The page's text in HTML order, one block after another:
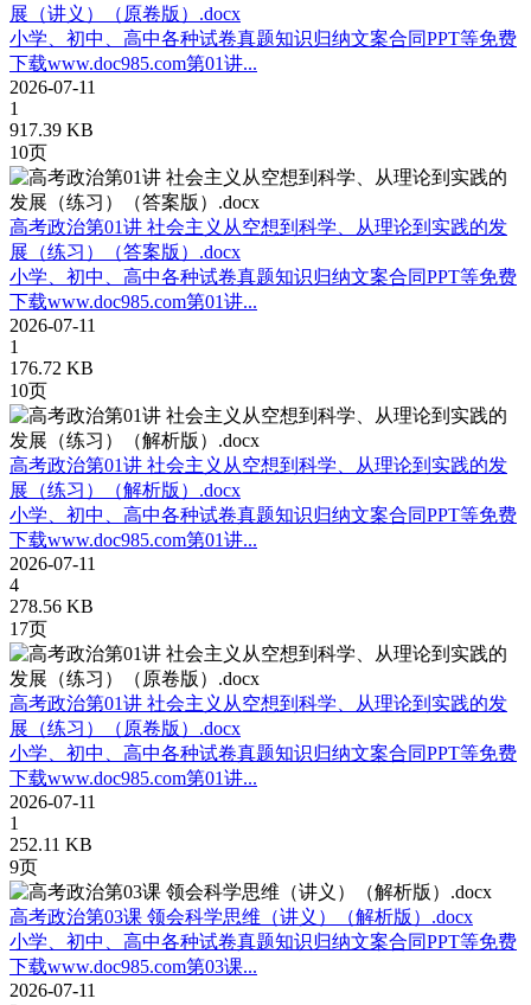
展（讲义）（原卷版）.docx
小学、初中、高中各种试卷真题知识归纳文案合同PPT等免费
下载www.doc985.com第01讲...
2026-07-11
1
917.39 KB
10页
高考政治第01讲 社会主义从空想到科学、从理论到实践的发
展（练习）（答案版）.docx
小学、初中、高中各种试卷真题知识归纳文案合同PPT等免费
下载www.doc985.com第01讲...
2026-07-11
1
176.72 KB
10页
高考政治第01讲 社会主义从空想到科学、从理论到实践的发
展（练习）（解析版）.docx
小学、初中、高中各种试卷真题知识归纳文案合同PPT等免费
下载www.doc985.com第01讲...
2026-07-11
4
278.56 KB
17页
高考政治第01讲 社会主义从空想到科学、从理论到实践的发
展（练习）（原卷版）.docx
小学、初中、高中各种试卷真题知识归纳文案合同PPT等免费
下载www.doc985.com第01讲...
2026-07-11
1
252.11 KB
9页
高考政治第03课 领会科学思维（讲义）（解析版）.docx
小学、初中、高中各种试卷真题知识归纳文案合同PPT等免费
下载www.doc985.com第03课...
2026-07-11